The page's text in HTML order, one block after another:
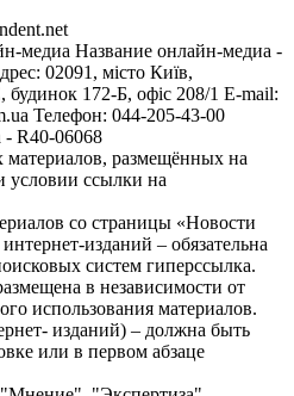
медиа Название онлайн-медиа -
02091, місто Київ,
172-Б, офіс 208/1 E-mail:
Телефон: 044-205-43-00
R40-06068
размещённых на
условии ссылки на
со страницы «Новости
изданий – обязательна
систем гиперссылка.
в независимости от
использования материалов.
изданий) – должна быть
или в первом абзаце